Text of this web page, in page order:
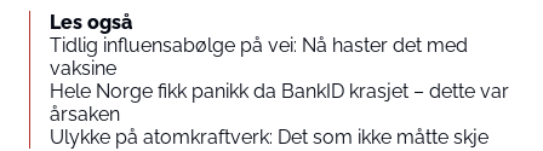
Les også
Tidlig influensabølge på vei: Nå haster det med
vaksine
Hele Norge fikk panikk da BankID krasjet – dette var
årsaken
Ulykke på atomkraftverk: Det som ikke måtte skje